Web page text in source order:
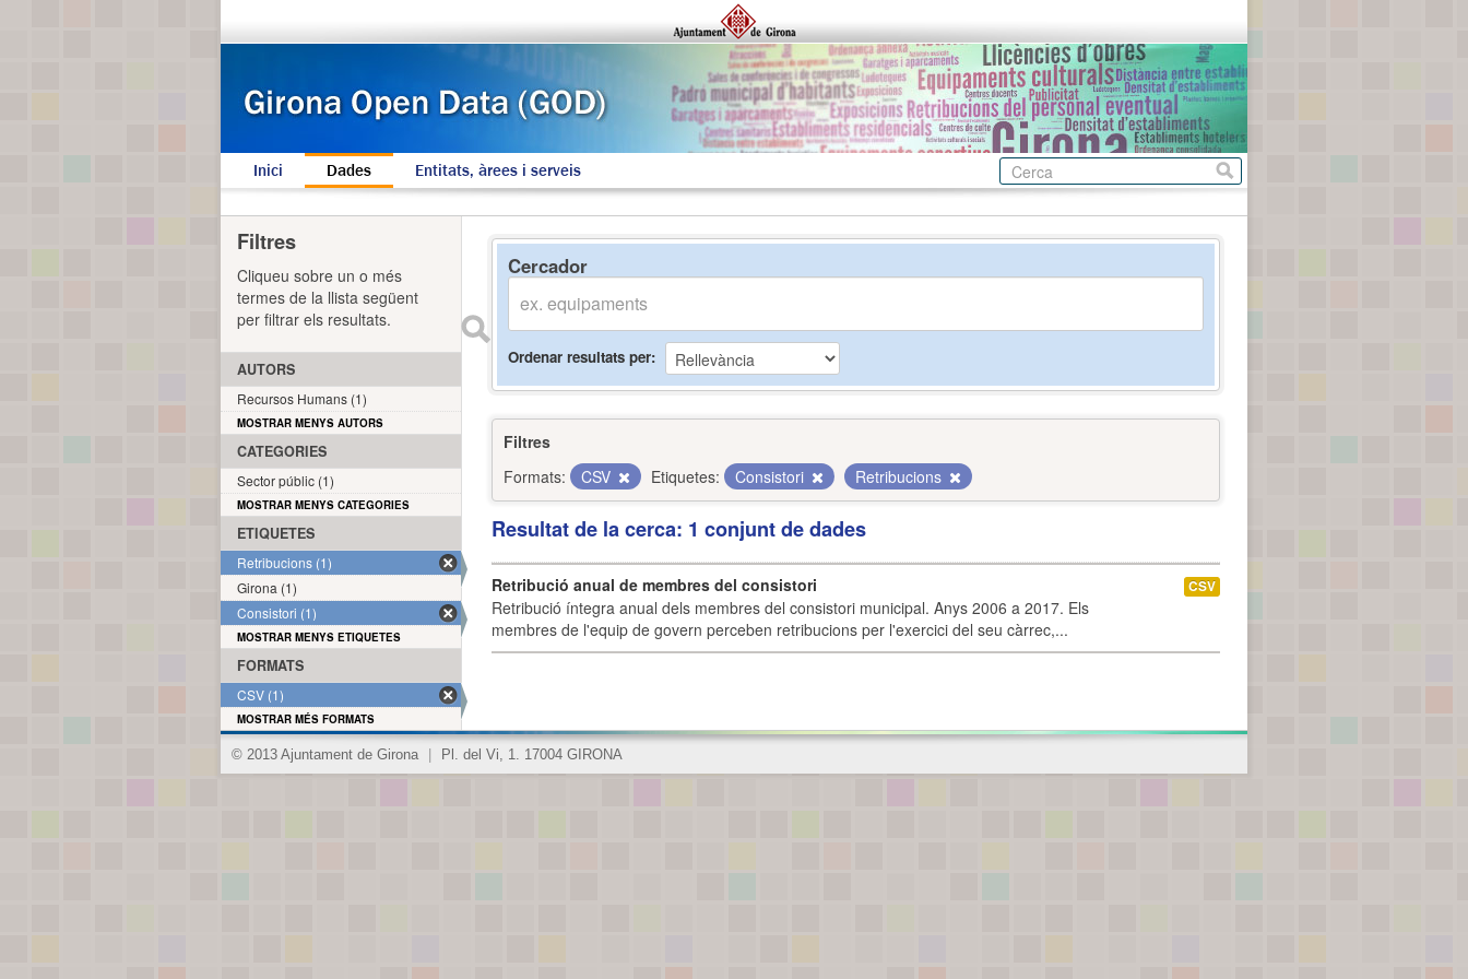
Inici Dades Entitats, àrees i serveis
Cercador
Ordenar resultats per
Filtres
Formats:
CSV Etiquetes: Consistori Retribucions
Resultat de la cerca: 1 conjunt de dades
Retribució anual de membres del consistori
Retribució íntegra anual dels membres del consistori municipal. Anys 2006 a 2017. Els
membres de l'equip de govern perceben retribucions per l'exercici del seu càrrec,...
CSV
Filtres
Cliqueu sobre un o més
termes de la llista següent
per filtrar els resultats.
AUTORS
Recursos Humans (1)
MOSTRAR MENYS AUTORS
CATEGORIES
Sector públic (1)
MOSTRAR MENYS CATEGORIES
ETIQUETES
Retribucions (1)
Girona (1)
Consistori (1)
MOSTRAR MENYS ETIQUETES
FORMATS
CSV (1)
MOSTRAR MÉS FORMATS
© 2013 Ajuntament de Girona Pl. del Vi, 1. 17004 GIRONA